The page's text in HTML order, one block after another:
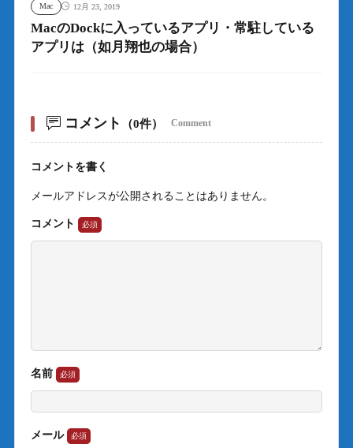
Mac 12月 23, 2019
MacのDockに入っているアプリ・常駐している
アプリは（如月翔也の場合）
コメント （0件） Comment
コメントを書く
メールアドレスが公開されることはありません。
コメント
名前
メール